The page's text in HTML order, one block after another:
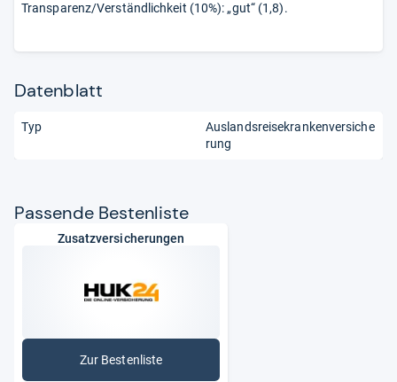
Transparenz/Verständlichkeit (10%): „gut“ (1,8).
Datenblatt
Typ
Auslandsreisekrankenversiche
rung
Pas­sende Bes­ten­liste
Zusatzversicherungen
Zur Bestenliste: Zusatzversicherungen